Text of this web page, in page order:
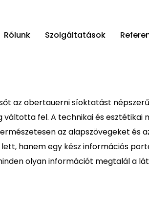
Rólunk Szolgáltatások
az obertauerni síoktatást
váltotta fel. A technikai és
az alapszövegeket és
hanem egy kész információs
olyan információt megtalál a